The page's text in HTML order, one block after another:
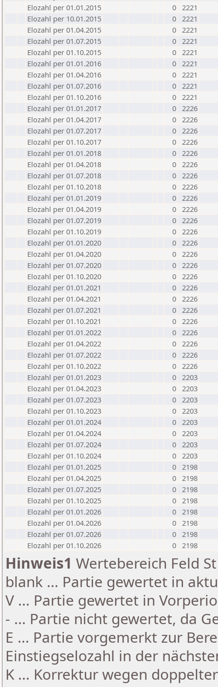
Elozahl per 01.01.2015
0 2221
Elozahl per 10.01.2015
0 2221
Elozahl per 01.04.2015
0 2221
Elozahl per 01.07.2015
0 2221
Elozahl per 01.10.2015
0 2221
Elozahl per 01.01.2016
0 2221
Elozahl per 01.04.2016
0 2221
Elozahl per 01.07.2016
0 2221
Elozahl per 01.10.2016
0 2221
Elozahl per 01.01.2017
0 2226
Elozahl per 01.04.2017
0 2226
Elozahl per 01.07.2017
0 2226
Elozahl per 01.10.2017
0 2226
Elozahl per 01.01.2018
0 2226
Elozahl per 01.04.2018
0 2226
Elozahl per 01.07.2018
0 2226
Elozahl per 01.10.2018
0 2226
Elozahl per 01.01.2019
0 2226
Elozahl per 01.04.2019
0 2226
Elozahl per 01.07.2019
0 2226
Elozahl per 01.10.2019
0 2226
Elozahl per 01.01.2020
0 2226
Elozahl per 01.04.2020
0 2226
Elozahl per 01.07.2020
0 2226
Elozahl per 01.10.2020
0 2226
Elozahl per 01.01.2021
0 2226
Elozahl per 01.04.2021
0 2226
Elozahl per 01.07.2021
0 2226
Elozahl per 01.10.2021
0 2226
Elozahl per 01.01.2022
0 2226
Elozahl per 01.04.2022
0 2226
Elozahl per 01.07.2022
0 2226
Elozahl per 01.10.2022
0 2226
Elozahl per 01.01.2023
0 2203
Elozahl per 01.04.2023
0 2203
Elozahl per 01.07.2023
0 2203
Elozahl per 01.10.2023
0 2203
Elozahl per 01.01.2024
0 2203
Elozahl per 01.04.2024
0 2203
Elozahl per 01.07.2024
0 2203
Elozahl per 01.10.2024
0 2203
Elozahl per 01.01.2025
0 2198
Elozahl per 01.04.2025
0 2198
Elozahl per 01.07.2025
0 2198
Elozahl per 01.10.2025
0 2198
Elozahl per 01.01.2026
0 2198
Elozahl per 01.04.2026
0 2198
Elozahl per 01.07.2026
0 2198
Elozahl per 01.10.2026
0 2198
Hinweis1 Wertebereich Feld
blank ... Partie gewertet in
V ... Partie gewertet in
- ... Partie nicht gewertet, da
E ... Partie vorgemerkt zur
Einstiegselozahl in der
K ... Korrektur wegen